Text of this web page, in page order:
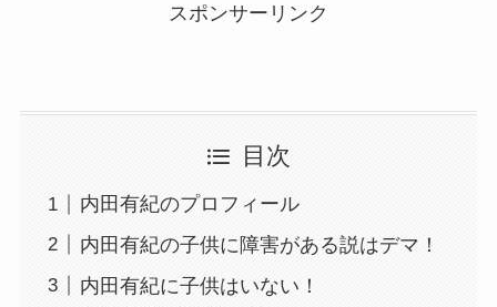
スポンサーリンク
目次
内田有紀のプロフィール
内田有紀の子供に障害がある説はデマ！
内田有紀に子供はいない！